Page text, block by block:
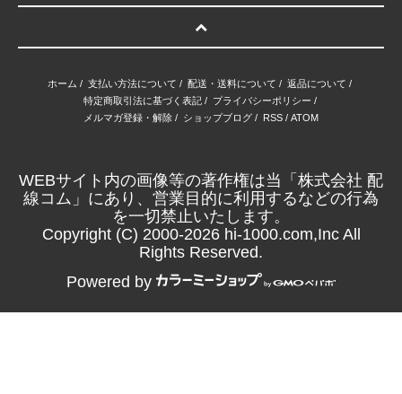
ホーム / 支払い方法について / 配送・送料について / 返品について /
特定商取引法に基づく表記/ プライバシーポリシー /
メルマガ登録・解除 / ショップブログ / RSS / ATOM
WEBサイト内の画像等の著作権は当「株式会社 配
線コム」にあり、営業目的に利用するなどの行為
を一切禁止いたします。
Copyright (C) 2000-2026 hi-1000.com,Inc All
Rights Reserved.
Powered by